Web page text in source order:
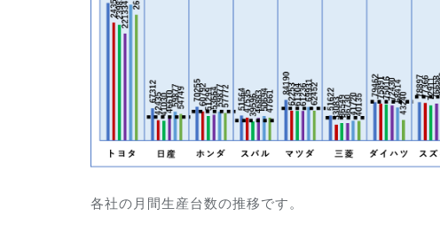
各社の月間生産台数の推移です。